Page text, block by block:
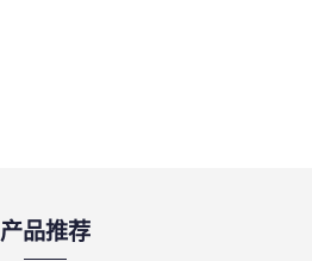
产品推荐